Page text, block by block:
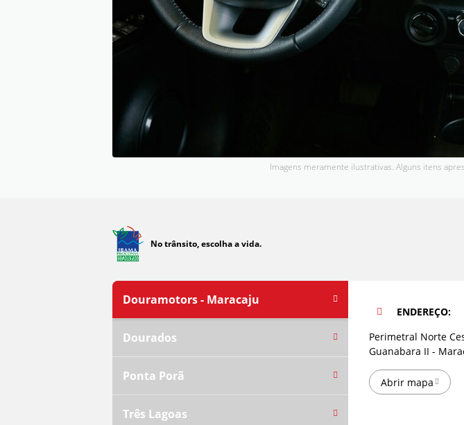
Imagens meramente ilustrativas. Alguns itens
No trânsito, escolha a vida.
Douramotors - Maracaju
Dourados
Ponta Porã
Três Lagoas
ENDEREÇO:
Perimetral Norte
Guanabara II -
Abrir mapa